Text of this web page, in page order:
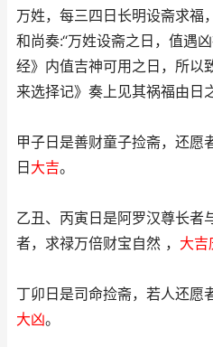
万姓，每三四日长明设斋求福
和尚奏:“万姓设斋之日，值遇
经》内值吉神可用之日，所以
来选择记》奏上见其祸福由日
甲子日是善财童子捡斋，还愿
日大吉。
乙丑、丙寅日是阿罗汉尊长者
者，求禄万倍财宝自然 ， 大吉
丁卯日是司命捡斋，若人还愿
大凶。